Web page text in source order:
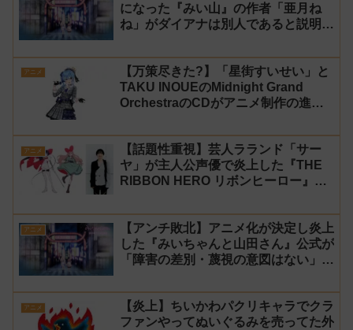
になった『みい山』の作者「亜月ね
ね」がダイアナは別人であると説明し
アニメ
【万策尽きた?】「星街すいせい」と
TAKU INOUEのMidnight Grand
OrchestraのCDがアニメ制作の進行
アニメ
【話題性重視】芸人ラランド「サー
ヤ」が主人公声優で炎上した『THE
RIBBON HERO リボンヒーロー』に
ンルン」「でびでび・でびる」が出
演！
アニメ
【アンチ敗北】アニメ化が決定し炎上
した『みいちゃんと山田さん』公式が
「障害の差別・蔑視の意図はない」と
アニメ
【炎上】ちいかわパクリキャラでクラ
ファンやってぬいぐるみを売ってた外